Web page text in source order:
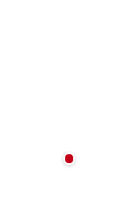
Nicht